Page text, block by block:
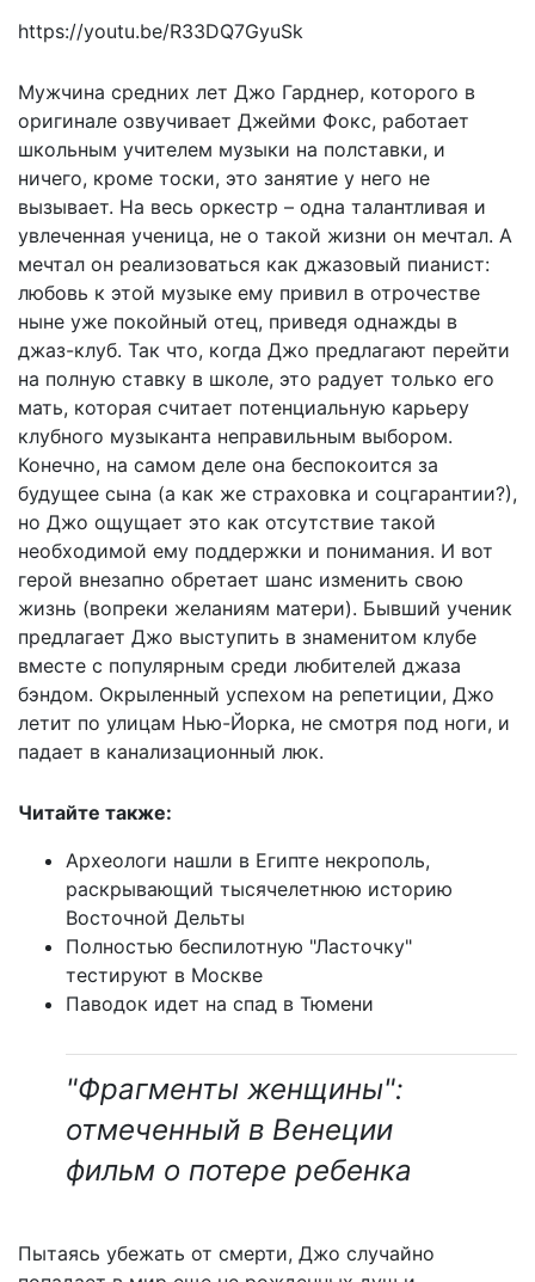
https://youtu.be/R33DQ7GyuSk
Мужчина средних лет Джо Гарднер, которого в
оригинале озвучивает Джейми Фокс, работает
школьным учителем музыки на полставки, и
ничего, кроме тоски, это занятие у него не
вызывает. На весь оркестр – одна талантливая и
увлеченная ученица, не о такой жизни он мечтал. А
мечтал он реализоваться как джазовый пианист:
любовь к этой музыке ему привил в отрочестве
ныне уже покойный отец, приведя однажды в
джаз-клуб. Так что, когда Джо предлагают перейти
на полную ставку в школе, это радует только его
мать, которая считает потенциальную карьеру
клубного музыканта неправильным выбором.
Конечно, на самом деле она беспокоится за
будущее сына (а как же страховка и соцгарантии?),
но Джо ощущает это как отсутствие такой
необходимой ему поддержки и понимания. И вот
герой внезапно обретает шанс изменить свою
жизнь (вопреки желаниям матери). Бывший ученик
предлагает Джо выступить в знаменитом клубе
вместе с популярным среди любителей джаза
бэндом. Окрыленный успехом на репетиции, Джо
летит по улицам Нью-Йорка, не смотря под ноги, и
падает в канализационный люк.
Читайте также:
Археологи нашли в Египте некрополь,
раскрывающий тысячелетнюю историю
Восточной Дельты
Полностью беспилотную "Ласточку"
тестируют в Москве
Паводок идет на спад в Тюмени
"Фрагменты женщины":
отмеченный в Венеции
фильм о потере ребенка
Пытаясь убежать от смерти, Джо случайно